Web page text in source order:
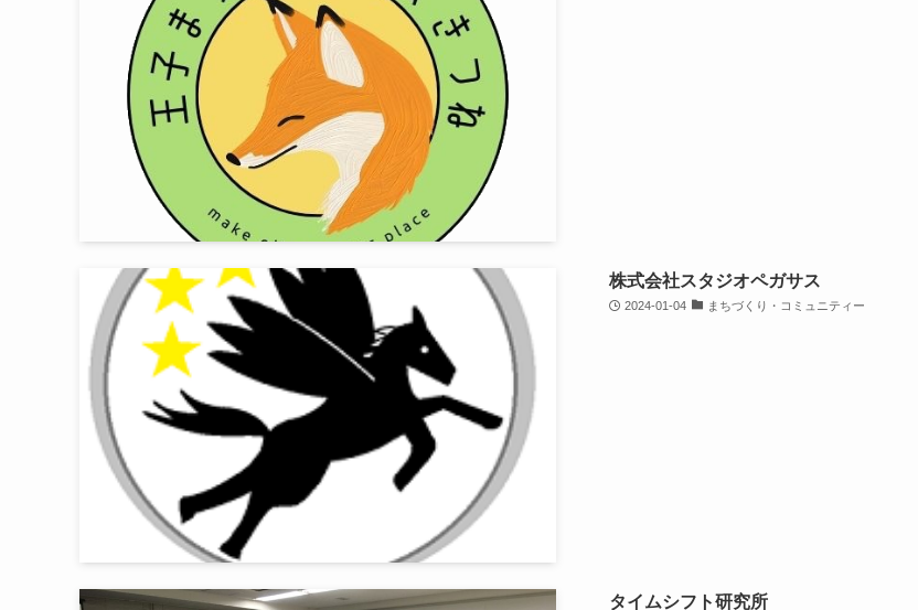
株式会社スタジオペガサス
2024-01-04 まちづくり・コミュニティー
タイムシフト研究所